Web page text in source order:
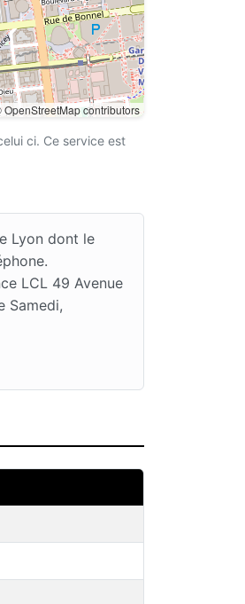
OpenStreetMap contributors
ci. Ce service est
Lyon dont le
LCL 49 Avenue
Samedi,